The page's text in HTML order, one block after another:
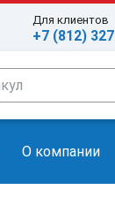
Для клиентов
+7 (812)
О компании